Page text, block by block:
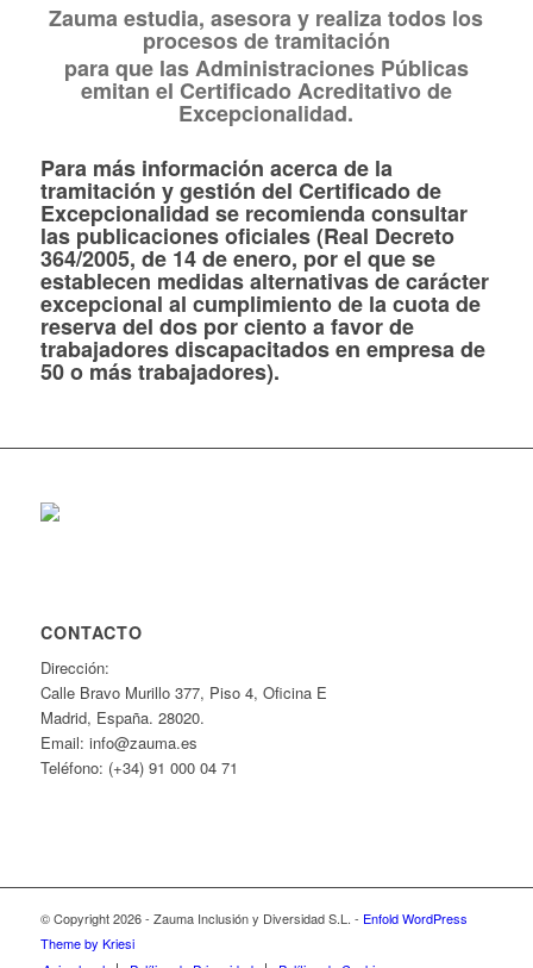
Zauma estudia, asesora y realiza todos los
procesos de tramitación
para que las Administraciones Públicas
emitan el Certificado Acreditativo de
Excepcionalidad.
Para más información acerca de la
tramitación y gestión del Certificado de
Excepcionalidad se recomienda consultar
las publicaciones oficiales (Real Decreto
364/2005, de 14 de enero, por el que se
establecen medidas alternativas de carácter
excepcional al cumplimiento de la cuota de
reserva del dos por ciento a favor de
trabajadores discapacitados en empresa de
50 o más trabajadores).
CONTACTO
Dirección:
Calle Bravo Murillo 377, Piso 4, Oficina E
Madrid, España. 28020.
Email: info@zauma.es
Teléfono: (+34) 91 000 04 71
© Copyright 2026 - Zauma Inclusión y Diversidad S.L. - Enfold WordPress
Theme by Kriesi